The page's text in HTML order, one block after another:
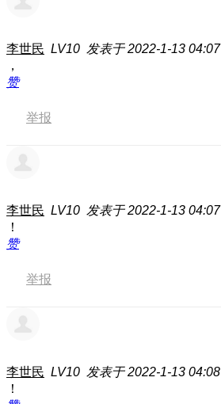
李世民 LV10 发表于 2022-1-13 04:07
，
赞
举报
李世民 LV10 发表于 2022-1-13 04:07
！
赞
举报
李世民 LV10 发表于 2022-1-13 04:08
！